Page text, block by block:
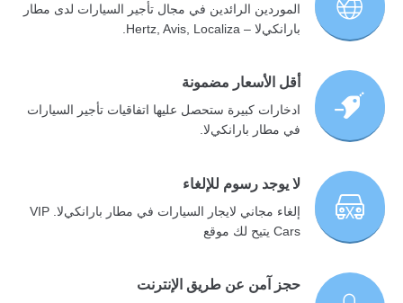
الموردين الرائدين في مجال تأجير السيارات لدى مطار
بارانكيﻻ – Hertz, Avis, Localiza.
أقل الأسعار مضمونة
ادخارات كبيرة ستحصل عليها اتفاقيات تأجير السيارات
في مطار بارانكيﻻ.
لا يوجد رسوم للإلغاء
إلغاء مجاني لايجار السيارات في مطار بارانكيﻻ. VIP
Cars يتيح لك موقع
حجز آمن عن طريق الإنترنت